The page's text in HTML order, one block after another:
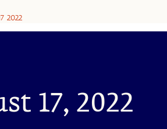
2022
17, 2022